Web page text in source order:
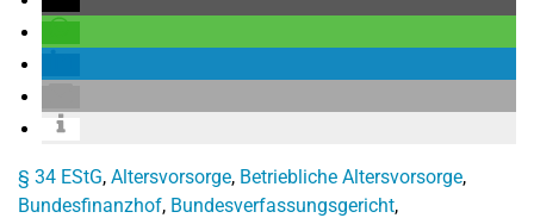
§ 34 EStG, Altersvorsorge, Betriebliche Altersvorsorge,
Bundesfinanzhof, Bundesverfassungsgericht,